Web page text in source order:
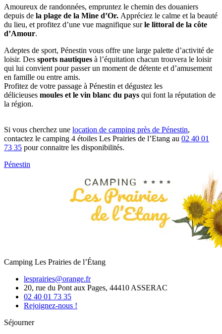
Amoureux de randonnées, empruntez le chemin des douaniers
depuis de la plage de la Mine d’Or. Appréciez le calme et la beauté
du lieu, et profitez d’une vue magnifique surle littoral de la côte
d’Amour.
Adeptes de sport, Pénestin vous offre une large palette d’activité de
loisir. Des sports nautiques à l’équitation chacun trouvera le loisir
qui lui convient pour passer un moment de détente et d’amusement
en famille ou entre amis.
Profitez de votre passage à Pénestin et dégustez les
délicieuses moules et le vin blanc du pays qui font la réputation de
la région.
Si vous cherchez une location de camping près de Pénestin,
contactez le camping 4 étoiles Les Prairies de l’Etang au 02 40 01
73 35 pour connaitre les disponibilités.
Pénestin
Camping Les Prairies de l’Étang
lesprairies@orange.fr
20, rue du Pont aux Pages, 44410 ASSERAC
02 40 01 73 35
Rejoignez-nous !
Séjourner